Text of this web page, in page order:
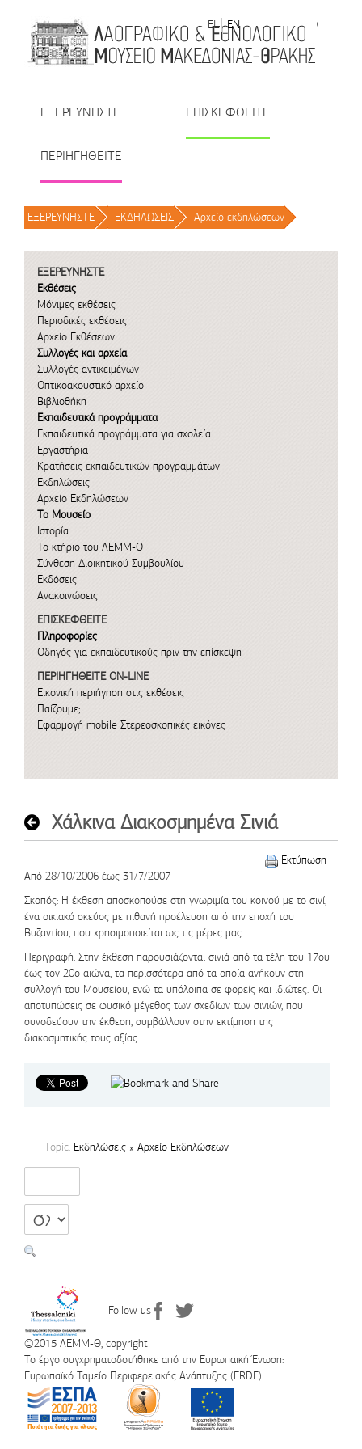
EL
EN | TR | BU | RO
ΕΞΕΡΕΥΝΗΣΤΕ ΕΠΙΣΚΕΦΘΕΙΤΕ
ΠΕΡΙΗΓΗΘΕΙΤΕ
ΕΞΕΡΕΥΝΗΣΤΕ / ΕΚΔΗΛΩΣΕΙΣ / Αρχείο εκδηλώσεων /
ΕΞΕΡΕΥΝΗΣΤΕ
Εκθέσεις
Μόνιμες εκθέσεις
Περιοδικές εκθέσεις
Αρχείο Εκθέσεων
Συλλογές και αρχεία
Συλλογές αντικειμένων
Οπτικοακουστικό αρχείο
Βιβλιοθήκη
Εκπαιδευτικά προγράμματα
Εκπαιδευτικά προγράμματα για σχολεία
Εργαστήρια
Κρατήσεις εκπαιδευτικών προγραμμάτων
Εκδηλώσεις
Αρχείο Εκδηλώσεων
Το Μουσείο
Ιστορία
Το κτήριο του ΛΕΜΜ-Θ
Σύνθεση Διοικητικού Συμβουλίου
Εκδόσεις
Ανακοινώσεις
ΕΠΙΣΚΕΦΘΕΙΤΕ
Πληροφορίες
Οδηγός για εκπαιδευτικούς πριν την επίσκεψη
ΠΕΡΙΗΓΗΘΕΙΤΕ ON-LINE
Εικονική περιήγηση στις εκθέσεις
Παίζουμε;
Εφαρμογή mobile Στερεοσκοπικές εικόνες
Χάλκινα Διακοσμημένα Σινιά
Εκτύπωση
Από 28/10/2006 έως 31/7/2007
Σκοπός: Η έκθεση αποσκοπούσε στη γνωριμία του κοινού με το σινί,
ένα οικιακό σκεύος με πιθανή προέλευση από την εποχή του
Βυζαντίου, που χρησιμοποιείται ως τις μέρες μας
Περιγραφή: Στην έκθεση παρουσιάζονται σινιά από τα τέλη του 17ου
έως τον 20ο αιώνα, τα περισσότερα από τα οποία ανήκουν στη
συλλογή του Μουσείου, ενώ τα υπόλοιπα σε φορείς και ιδιώτες. Οι
αποτυπώσεις σε φυσικό μέγεθος των σχεδίων των σινιών, που
συνοδεύουν την έκθεση, συμβάλλουν στην εκτίμηση της
διακοσμητικής τους αξίας.
Topic: Εκδηλώσεις » Αρχείο Εκδηλώσεων
Follow us
©2015 ΛΕΜΜ-Θ, copyright
Το έργο συγχρηματοδοτήθηκε από την Ευρωπαική Ένωση:
Ευρωπαϊκό Ταμείο Περιφερειακής Ανάπτυξης (ERDF)